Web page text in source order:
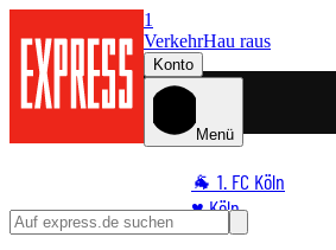
1
VerkehrHau raus
Konto
Menü
🐐 1. FC Köln
♥️ Köln
⭐ Promi